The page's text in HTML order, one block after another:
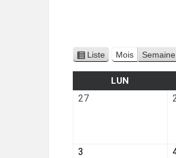
Vue
en
Liste Mois Semaine
LUN
27
3